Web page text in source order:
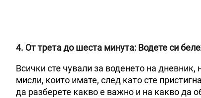
4. От трета до шеста минута: Водете си
Всички сте чували за воденето на
мисли, които имате, след като сте
да разберете какво е важно и на какво да